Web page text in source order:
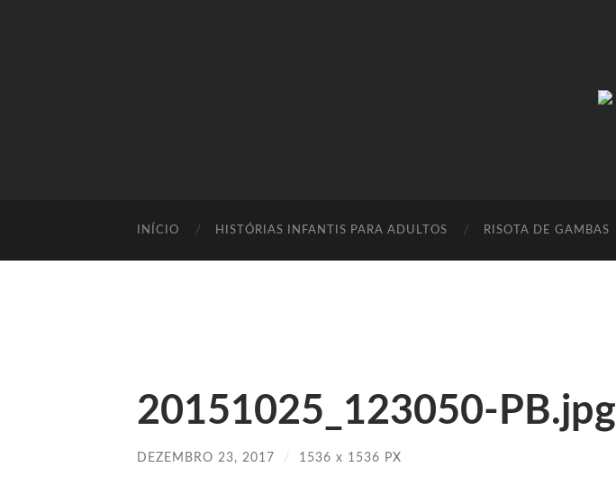
INÍCIO HISTÓRIAS INFANTIS PARA ADULTOS RISOTA DE GAMBAS
20151025_123050-PB.jpg
DEZEMBRO 23, 2017 / 1536 x 1536 PX